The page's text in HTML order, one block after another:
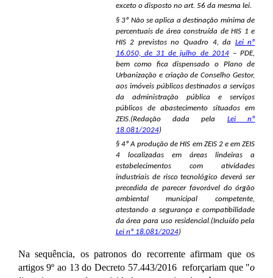
exceto o disposto no art. 56 da mesma lei.
§ 3º Não se aplica a destinação mínima de
percentuais de área construída de HIS 1 e
HIS 2 previstos no Quadro 4, da Lei nº
16.050, de 31 de julho de 2014– PDE,
bem como fica dispensado o Plano de
Urbanização e criação de Conselho Gestor,
aos imóveis públicos destinados a serviços
da administração pública e serviços
públicos de abastecimento situados em
ZEIS.(Redação dada pela Lei nº
18.081/2024)
§ 4º A produção de HIS em ZEIS 2 e em ZEIS
4 localizadas em áreas lindeiras a
estabelecimentos com atividades
industriais de risco tecnológico deverá ser
precedida de parecer favorável do órgão
ambiental municipal competente,
atestando a segurança e compatibilidade
da área para uso residencial.(Incluído pela
Lei nº 18.081/2024)
Na sequência, os patronos do recorrente afirmam que os
artigos 9º ao 13 do Decreto 57.443/2016 reforçariam que "o